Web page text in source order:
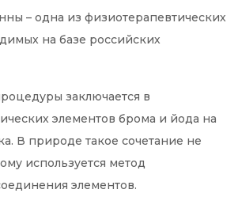
– одна из физиотерапевтических
на базе российских
заключается в
элементов брома и йода на
В природе такое сочетание не
используется метод
элементов.